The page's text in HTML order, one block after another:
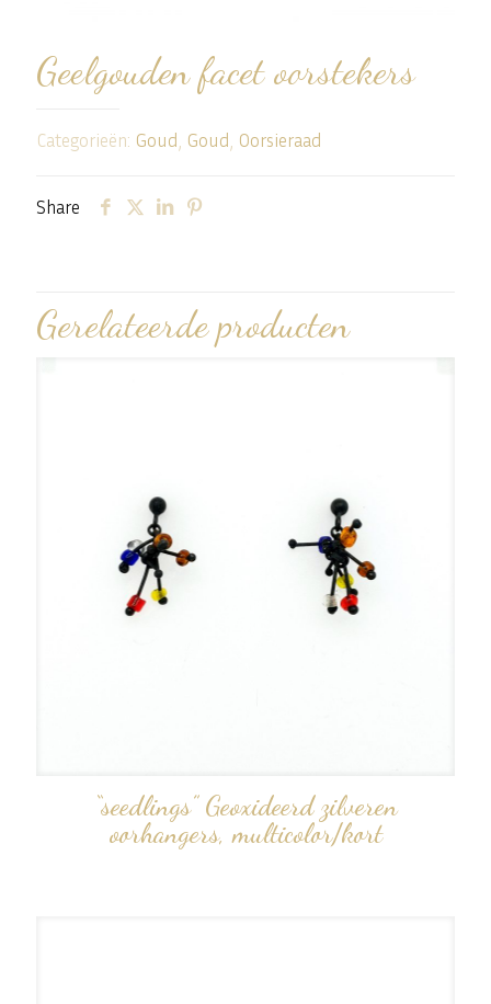
Geelgouden facet oorstekers
Categorieën: Goud Goud Oorsieraad
Share
Gerelateerde producten
“seedlings” Geoxideerd zilveren
oorhangers, multicolor/kort